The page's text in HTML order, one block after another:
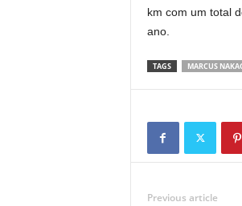
km com um total
ano.
TAGS MARCUS
Previous article